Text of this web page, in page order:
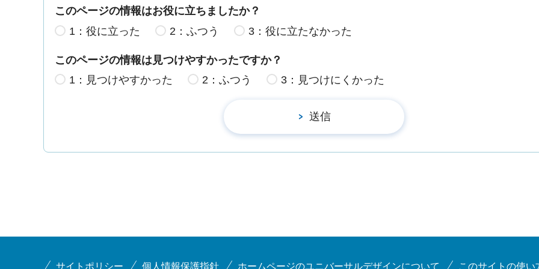
このページの情報はお役に立ちましたか？
1：役に立った
2：ふつう 3：役に立たなかった
このページの情報は見つけやすかったですか？
1：見つけやすかった
2：ふつう 3：見つけにくかった
サイトポリシー 個人情報保護指針 ホームページのユニバーサルデザインについて このサイトの使い